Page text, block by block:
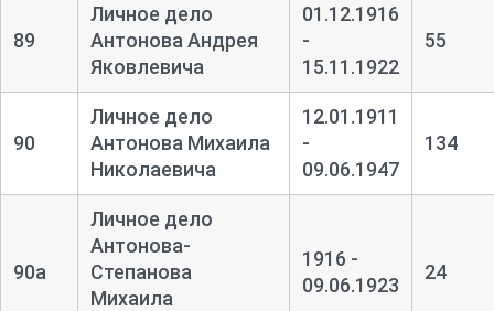
89
Личное дело
Антонова Андрея
Яковлевича
01.12.1916
-
15.11.1922
55
90
Личное дело
Антонова Михаила
Николаевича
12.01.1911
-
09.06.1947
134
90а
Личное дело
Антонова-
Степанова
Михаила
1916 -
09.06.1923
24